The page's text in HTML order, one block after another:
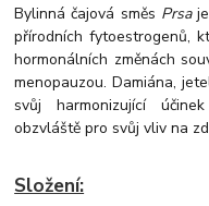
Bylinná čajová směs Prsaje
přírodních fytoestrogenů,
hormonálních změnách
menopauzou. Damiána,
svůj harmonizující
obzvláště pro svůj vliv na
Složení: